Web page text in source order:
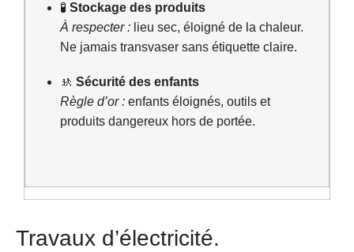
🧪 Stockage des produits
À respecter : lieu sec, éloigné de la chaleur.
Ne jamais transvaser sans étiquette claire.
🚸 Sécurité des enfants
Règle d’or : enfants éloignés, outils et
produits dangereux hors de portée.
Travaux d’électricité.